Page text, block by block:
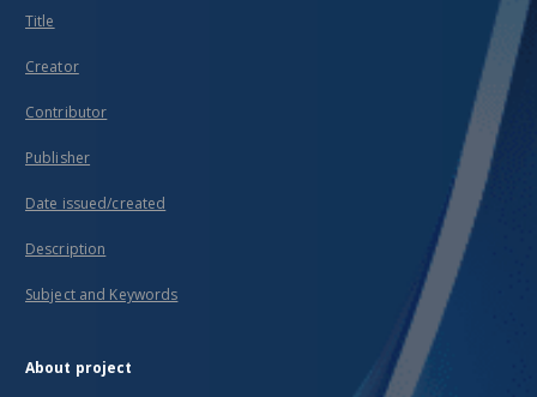
Title
Creator
Contributor
Publisher
Date issued/created
Description
Subject and Keywords
About project